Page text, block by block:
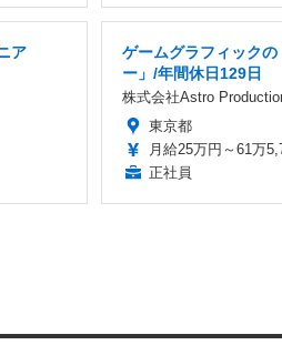
ア
ゲームグラフィック
ー」/年間休日129日
株式会社Astro
東京都
月給25万円～61万
正社員